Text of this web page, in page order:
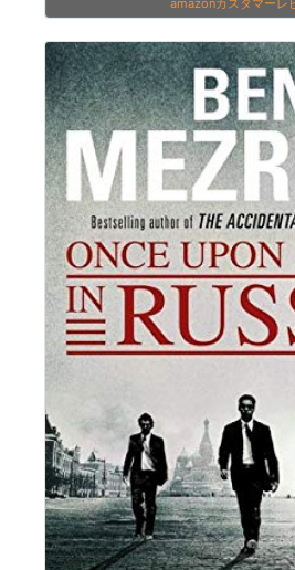
amazonカスタマーレ